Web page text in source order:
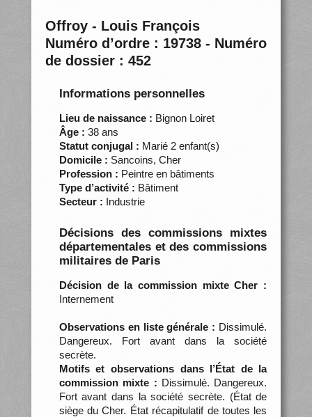
Offroy - Louis François
Numéro d’ordre : 19738 - Numéro
de dossier : 452
Informations personnelles
Lieu de naissance : Bignon Loiret
Âge : 38 ans
Statut conjugal : Marié 2 enfant(s)
Domicile : Sancoins, Cher
Profession : Peintre en bâtiments
Type d’activité : Bâtiment
Secteur : Industrie
Décisions des commissions mixtes
départementales et des commissions
militaires de Paris
Décision de la commission mixte Cher :
Internement
Observations en liste générale : Dissimulé.
Dangereux. Fort avant dans la société
secrète.
Motifs et observations dans l’État de la
commission mixte : Dissimulé. Dangereux.
Fort avant dans la société secrète. (État de
siège du Cher. État récapitulatif de toutes les